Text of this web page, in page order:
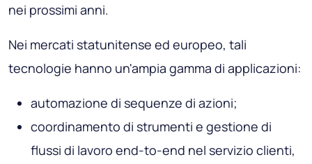
nei prossimi anni.
Nei mercati statunitense ed europeo, tali
tecnologie hanno un'ampia gamma di applicazioni:
automazione di sequenze di azioni;
coordinamento di strumenti e gestione di
flussi di lavoro end-to-end nel servizio clienti,